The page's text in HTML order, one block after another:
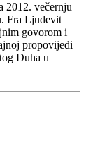
2012. večernju
Fra Ljudevit
govorom i
propovijedi
Duha u